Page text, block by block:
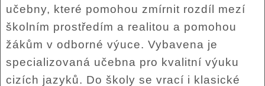
učebny, které pomohou zmírnit rozdíl mezí
školním prostředím a realitou a pomohou
žákům v odborné výuce. Vybavena je
specializovaná učebna pro kvalitní výuku
cizích jazyků. Do školy se vrací i klasické